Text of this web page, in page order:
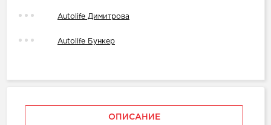
Autolife Димитрова
Autolife Бункер
ОПИСАНИЕ